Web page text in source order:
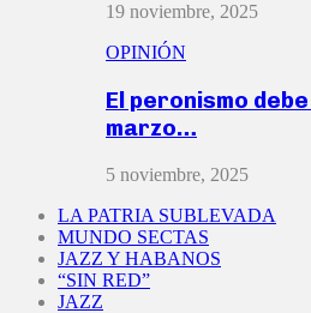
19 noviembre, 2025
OPINIÓN
El peronismo
marzo…
5 noviembre, 2025
LA PATRIA SUBLEVADA
MUNDO SECTAS
JAZZ Y HABANOS
“SIN RED”
JAZZ